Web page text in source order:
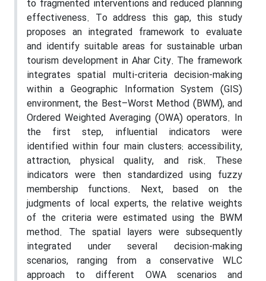
to fragmented interventions and reduced planning
effectiveness. To address this gap, this study
proposes an integrated framework to evaluate
and identify suitable areas for sustainable urban
tourism development in Ahar City. The framework
integrates spatial multi-criteria decision-making
within a Geographic Information System (GIS)
environment, the Best–Worst Method (BWM), and
Ordered Weighted Averaging (OWA) operators. In
the first step, influential indicators were
identified within four main clusters: accessibility,
attraction, physical quality, and risk. These
indicators were then standardized using fuzzy
membership functions. Next, based on the
judgments of local experts, the relative weights
of the criteria were estimated using the BWM
method. The spatial layers were subsequently
integrated under several decision-making
scenarios, ranging from a conservative WLC
approach to different OWA scenarios and